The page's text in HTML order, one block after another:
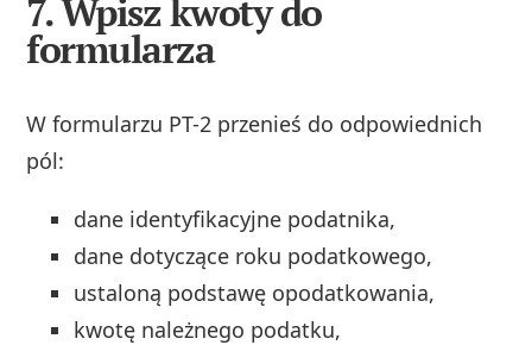
7. Wpisz kwoty do
formularza
W formularzu PT-2 przenieś do odpowiednich
pól:
dane identyfikacyjne podatnika,
dane dotyczące roku podatkowego,
ustaloną podstawę opodatkowania,
kwotę należnego podatku,